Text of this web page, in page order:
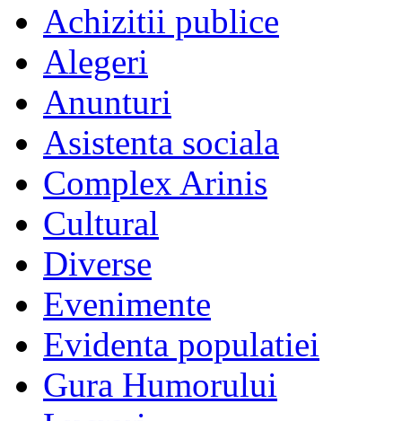
Achizitii publice
Alegeri
Anunturi
Asistenta sociala
Complex Arinis
Cultural
Diverse
Evenimente
Evidenta populatiei
Gura Humorului